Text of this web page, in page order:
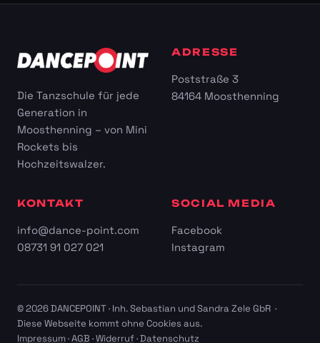
Die Tanzschule für jede
Generation in
Moosthenning – von Mini
Rockets bis
Hochzeitswalzer.
ADRESSE
Poststraße 3
84164 Moosthenning
KONTAKT
info@dance-point.com
08731 91 027 021
SOCIAL MEDIA
Facebook
Instagram
© 2026 DANCEPOINT · Inh. Sebastian und Sandra Zele GbR ·
Diese Webseite kommt ohne Cookies aus.
Impressum·AGB ·Widerruf·Datenschutz